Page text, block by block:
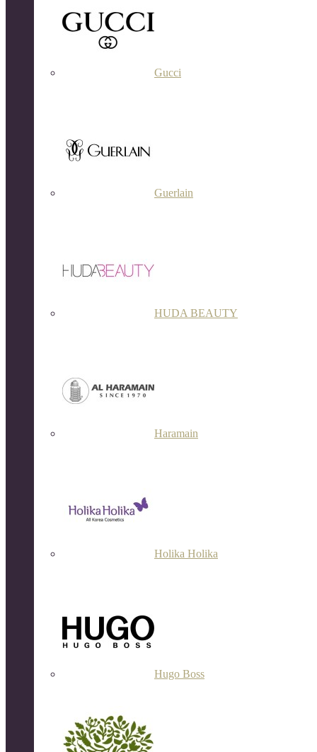
Gucci
Guerlain
HUDA BEAUTY
Haramain
Holika Holika
Hugo Boss